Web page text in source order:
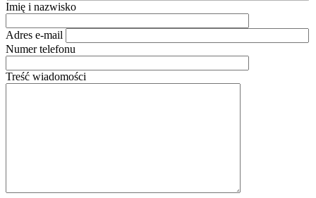
Imię i nazwisko
Adres e-mail
Numer telefonu
Treść wiadomości